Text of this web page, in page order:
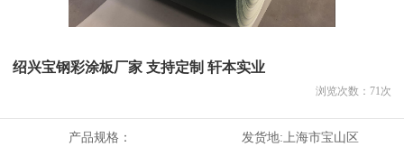
绍兴宝钢彩涂板厂家 支持定制 轩本实业
浏览次数： 71 次
产品规格： 发货地:上海市宝山区